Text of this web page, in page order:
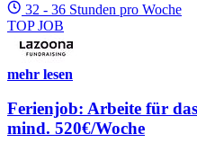
32 - 36 Stunden pro Woche
TOP JOB
mehr lesen
Ferienjob: Arbeite für
mind. 520€/Woche